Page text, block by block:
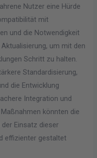
Nutzer eine Hürde
mit
und die Notwendigkeit
um mit den
Schritt zu halten.
Standardisierung,
die Entwicklung
Integration und
könnten die
Einsatz dieser
effizienter gestaltet